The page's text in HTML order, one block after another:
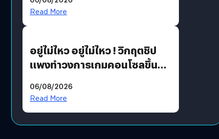
แนวทางปรับตัวสู่เศรษฐกิจสี
Read More
อยู่ไม่ไหว อยู่ไม่ไหว ! วิกฤตชิป
แพงทำวงการเกมคอนโซลขึ้น
?
06/08/2026
Read More